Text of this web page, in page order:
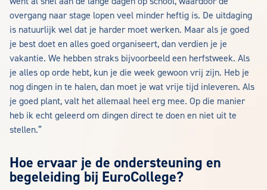
overgang naar stage lopen veel minder heftig is. De uitdaging
is natuurlijk wel dat je harder moet werken. Maar als je goed
je best doet en alles goed organiseert, dan verdien je je
vakantie. We hebben straks bijvoorbeeld een herfstweek. Als
je alles op orde hebt, kun je die week gewoon vrij zijn. Heb je
nog dingen in te halen, dan moet je wat vrije tijd inleveren. Als
je goed plant, valt het allemaal heel erg mee. Op die manier
heb ik echt geleerd om dingen direct te doen en niet uit te
stellen.”
Hoe ervaar je de ondersteuning en
begeleiding bij EuroCollege?